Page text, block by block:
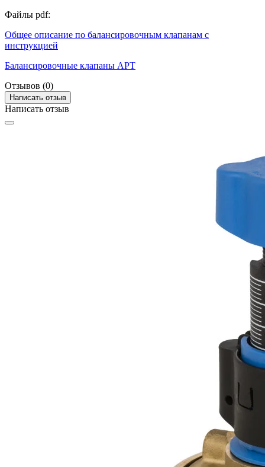
Файлы pdf:
Общее описание по балансировочным клапанам с
инструкцией
Балансировочные клапаны APT
Отзывов (0)
Написать отзыв
Написать отзыв